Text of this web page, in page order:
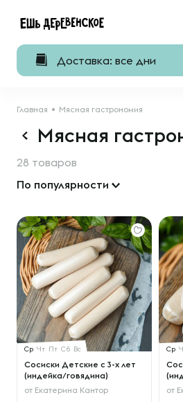
Доставка: все дни
Главная Мясная гастрономия
Мясная
28 товаров
По популярности
Ср Чт Пт Сб Вс
Сосиски Детские с 3-х лет
(индейка/говядина)
от Екатерина Кантор
Ср
от